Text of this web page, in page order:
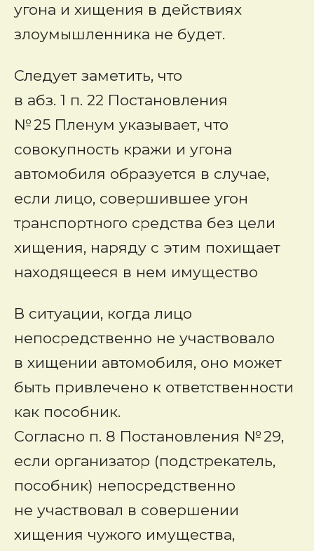
угона и хищения в действиях
злоумышленника не будет.
Следует заметить, что
в абз. 1 п. 22 Постановления
№ 25 Пленум указывает, что
совокупность кражи и угона
автомобиля образуется в случае,
если лицо, совершившее угон
транспортного средства без цели
хищения, наряду с этим похищает
находящееся в нем имущество
В ситуации, когда лицо
непосредственно не участвовало
в хищении автомобиля, оно может
быть привлечено к ответственности
как пособник.
Согласно п. 8 Постановления № 29,
если организатор (подстрекатель,
пособник) непосредственно
не участвовал в совершении
хищения чужого имущества,